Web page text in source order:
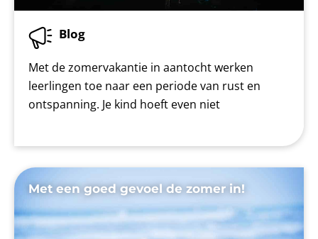
Blog
Met de zomervakantie in aantocht werken
leerlingen toe naar een periode van rust en
ontspanning. Je kind hoeft even niet
Met een goed gevoel de zomer in!